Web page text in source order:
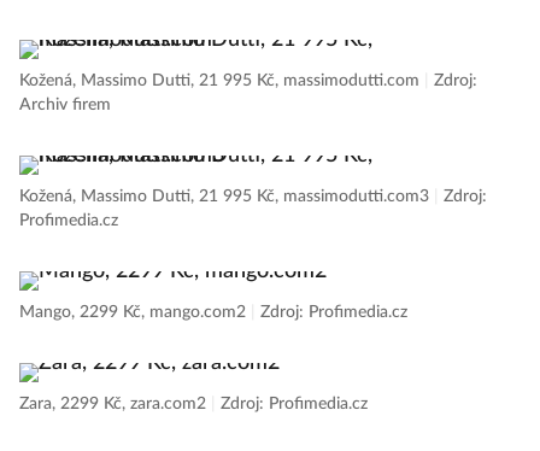
Kožená, Massimo Dutti, 21 995 Kč, massimodutti.com
Zdroj:
Archiv firem
Kožená, Massimo Dutti, 21 995 Kč, massimodutti.com3
Zdroj:
Profimedia.cz
Mango, 2299 Kč, mango.com2 Zdroj: Profimedia.cz
Zara, 2299 Kč, zara.com2 Zdroj: Profimedia.cz